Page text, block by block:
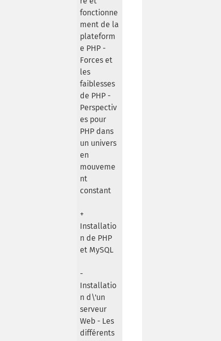
fonctionne
ment de la
plateform
e PHP -
Forces et
les
faiblesses
de PHP -
Perspectiv
es pour
PHP dans
un univers
en
mouveme
nt
constant
+
Installatio
n de PHP
et MySQL
-
Installatio
n d\'un
serveur
Web - Les
différents